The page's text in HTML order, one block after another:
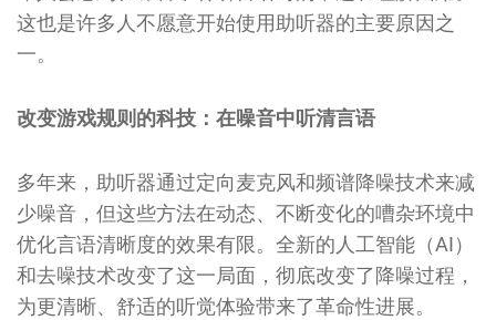
这也是许多人不愿意开始使用助听器的主要原因之
一。
改变游戏规则的科技：在噪音中听清言语
多年来，助听器通过定向麦克风和频谱降噪技术来减
少噪音，但这些方法在动态、不断变化的嘈杂环境中
优化言语清晰度的效果有限。全新的人工智能（AI）
和去噪技术改变了这一局面，彻底改变了降噪过程，
为更清晰、舒适的听觉体验带来了革命性进展。